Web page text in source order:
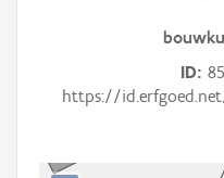
Gebeurtenis
ID
https://